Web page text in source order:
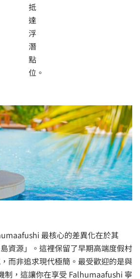
抵
達
浮
潛
點
位。
最核心的差異化在於其
島資源」。這裡保留了早期高端度假村
而非追求現代極簡。最受歡迎的是與
制，這讓你在享受 Falhumaafushi 寧